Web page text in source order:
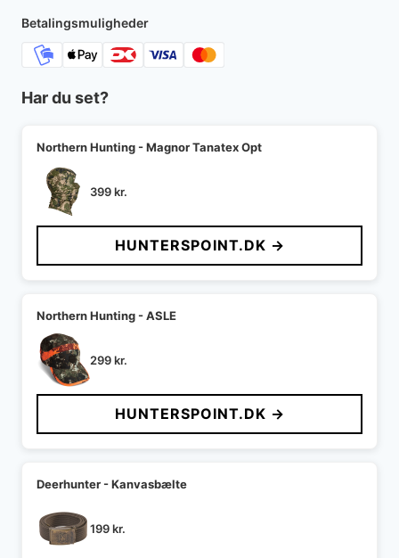
499 kr..
Betalingsmuligheder
Har du set?
Northern Hunting - Magnor Tanatex Opt
399kr.
HUNTERSPOINT.DK →
Northern Hunting - ASLE
299kr.
HUNTERSPOINT.DK →
Deerhunter - Kanvasbælte
199kr.